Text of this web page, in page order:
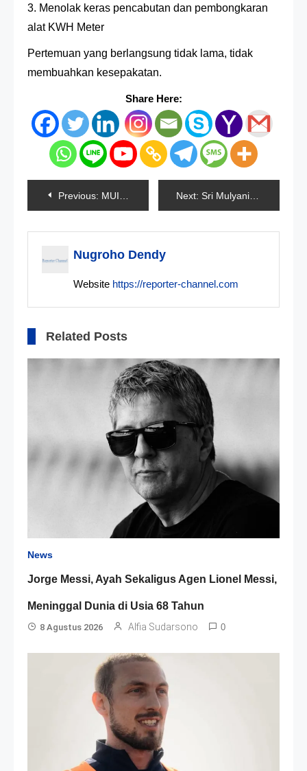
3. Menolak keras pencabutan dan pembongkaran
alat KWH Meter
Pertemuan yang berlangsung tidak lama, tidak
membuahkan kesepakatan.
Share Here:
Navigasi
pos
Previous: MUI Pandeglang Tolak Sholat Jum’at Dibagi 2 Shift Next: Sri Mulyani: Covid-19 Telah Berpengaruh Besar Pada Ekonomi dan Keuangan
Nugroho Dendy
Website https://reporter-channel.com
Related Posts
News
Jorge Messi, Ayah Sekaligus Agen Lionel Messi,
Meninggal Dunia di Usia 68 Tahun
8 Agustus 2026 Alfia Sudarsono 0